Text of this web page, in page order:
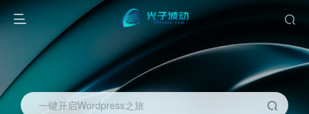
一键开启Wordpress之旅